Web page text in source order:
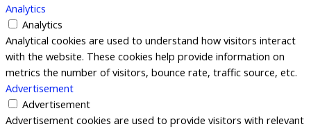
Analytics
Analytics
Analytical cookies are used to understand how visitors interact
with the website. These cookies help provide information on
metrics the number of visitors, bounce rate, traffic source, etc.
Advertisement
Advertisement
Advertisement cookies are used to provide visitors with relevant